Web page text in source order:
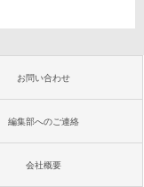
お問い合わせ
編集部へのご連絡
会社概要